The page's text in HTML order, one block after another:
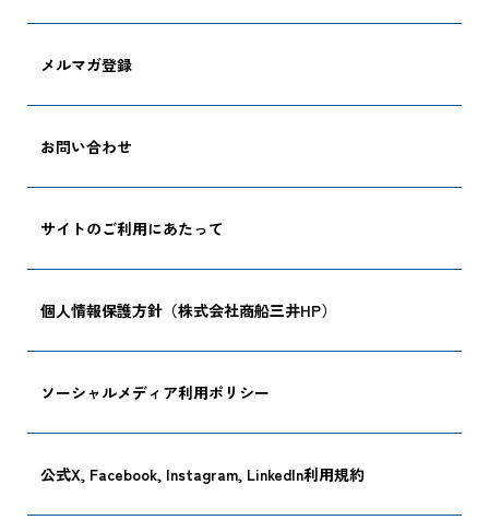
メルマガ登録
お問い合わせ
サイトのご利用にあたって
個人情報保護方針（株式会社商船三井HP）
ソーシャルメディア利用ポリシー
公式X, Facebook, Instagram, LinkedIn利用規約